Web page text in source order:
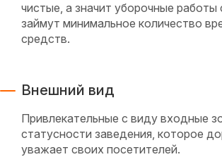
чистые, а значит уборочные
займут минимальное количество
средств.
Внешний вид
Привлекательные с виду входные
статусности заведения, которое
уважает своих посетителей.